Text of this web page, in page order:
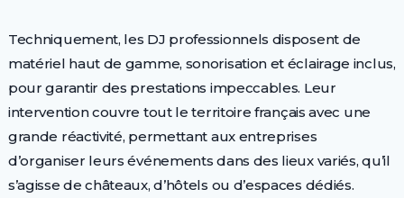
Techniquement, les DJ professionnels disposent de
matériel haut de gamme, sonorisation et éclairage inclus,
pour garantir des prestations impeccables. Leur
intervention couvre tout le territoire français avec une
grande réactivité, permettant aux entreprises
d’organiser leurs événements dans des lieux variés, qu’il
s’agisse de châteaux, d’hôtels ou d’espaces dédiés.